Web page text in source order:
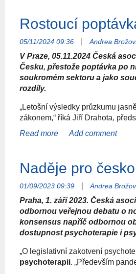
Rostoucí
05/11/2024 09:36 Andrea
V Praze, 05.11.2024 Česká
Česku, přestože poptávka po
soukromém sektoru a jako
rozdíly.
„Letošní výsledky průzkumu
zákonem,“ říká Jiří Drahota,
poskytována v soukromém
Česká asociace pro
letos se ho zúčastnilo 884
o své služby. Nejvíce
patří mezi regiony s výrazně
Dostupnost a financování
Psychoterapie hrazená z
pracuje pouze 11,6 %
individuálního sezení se
01/09/2023 09:39 Andrea
Praha, 1. září 2023. Česká
odbornou veřejnou debatu o
konsensus napříč odbornou
dostupnost psychoterapie i
„O legislativní zakotvení
psychoterapii. „Především